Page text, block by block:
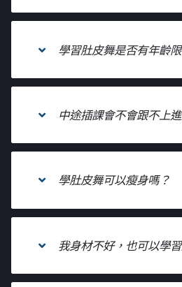
學習肚皮舞是否有年齡
中途插課會不會跟不上
學肚皮舞可以瘦身嗎？
我身材不好，也可以學